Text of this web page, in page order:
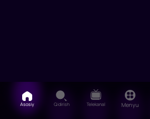
Asosiy Qidirish Telekanal Menyu